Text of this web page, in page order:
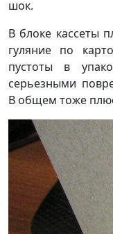
шок.
В блоке кассеты
гуляние по
пустоты в
серьезными
В общем тоже